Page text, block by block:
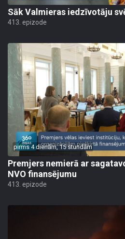
Sāk Valmieras iedzīvotāju
413. epizode
pirms 4 dienām, 15 stundām
Premjers nemierā ar
NVO finansējumu
413. epizode